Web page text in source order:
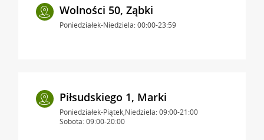
Wolności 50, Ząbki
Poniedziałek-Niedziela: 00:00-23:59
Piłsudskiego 1, Marki
Poniedziałek-Piątek,Niedziela: 09:00-21:00
Sobota: 09:00-20:00